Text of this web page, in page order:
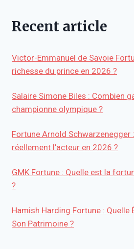
Recent article
Victor-Emmanuel de Savoie
richesse du prince en 2026 ?
Salaire Simone Biles : Combien
championne olympique ?
Fortune Arnold Schwarzenegger
réellement l’acteur en 2026 ?
GMK Fortune : Quelle est la
?
Hamish Harding Fortune : Quelle
Son Patrimoine ?